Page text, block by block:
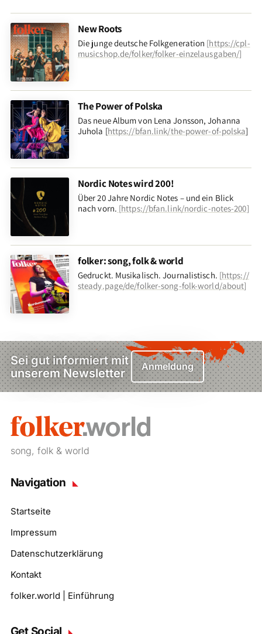
New Roots
Die junge deutsche Folkgeneration [https://cpl-
musicshop.de/folker/folker-einzelausgaben/]
The Power of Polska
Das neue Album von Lena Jonsson, Johanna
Juhola [https://bfan.link/the-power-of-polska]
Nordic Notes wird 200!
Über 20 Jahre Nordic Notes – und ein Blick
nach vorn. [https://bfan.link/nordic-notes-200]
folker: song, folk & world
Gedruckt. Musikalisch. Journalistisch. [https://
steady.page/de/folker-song-folk-world/about]
Sei gut informiert mit
unserem Newsletter
Anmeldung
song, folk & world
Navigation
Startseite
Impressum
Datenschutzerklärung
Kontakt
folker.world | Einführung